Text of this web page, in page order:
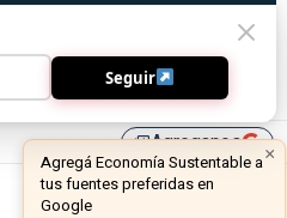
library_addAgreganos ×
Agregá Economía Sustentable a
tus fuentes preferidas en
Google
Seguir